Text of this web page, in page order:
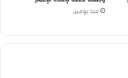
منذ يومين